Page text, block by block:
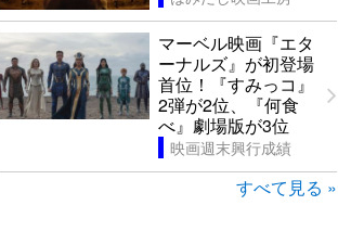
マーベル映画『エタ
ーナルズ』が初登場
首位！『すみっコ』
2弾が2位、『何食
べ』劇場版が3位
映画週末興行成績
すべて見る »